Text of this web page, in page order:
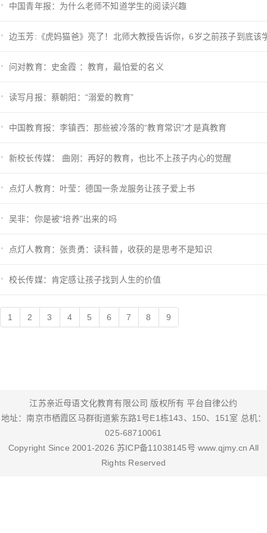
中国青年报：为什么老师不知道学生的阅读兴趣
边玉芳:《虎妈猫爸》亮了！北师大教授告诉你，6岁之前孩子到底该
问对教育：史金霞 ：教育，最怕爱的名义
读写月报：蔡朝阳：“溺爱的教育”
中国教育报：李镇西：那些被冷落的“教育常识”才是真教育
新校长传媒： 曲刚：再好的教育，也比不上孩子内心的觉醒
点灯人教育：叶莹：德国一条龙服务让孩子爱上书
吴非：你是被“培养”出来的吗
点灯人教育：张贵勇：读科普，收获的是思考不是知识
校长传媒：肯定感让孩子找到人生的价值
1 2 3 4 5 6 7 8 9
江苏亲近母语文化教育有限公司 版权所有平台自律公约
地址：南京市栖霞区马群街道紫东路1号E1栋143、150、151室 总机：
025-68710061
Copyright Since 2001-2026 苏ICP备11038145号 www.qjmy.cn All
Rights Reserved